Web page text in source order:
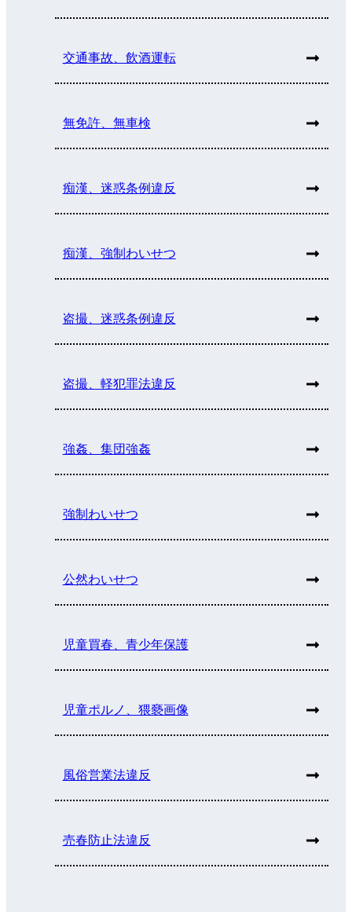
交通事故、飲酒運転
無免許、無車検
痴漢、迷惑条例違反
痴漢、強制わいせつ
盗撮、迷惑条例違反
盗撮、軽犯罪法違反
強姦、集団強姦
強制わいせつ
公然わいせつ
児童買春、青少年保護
児童ポルノ、猥褻画像
風俗営業法違反
売春防止法違反